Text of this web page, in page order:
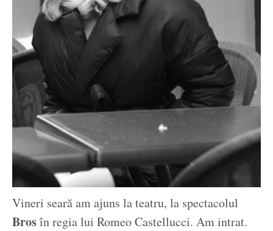
Vineri seară am ajuns la teatru, la spectacolul
Brosîn regia lui Romeo Castellucci. Am intrat.